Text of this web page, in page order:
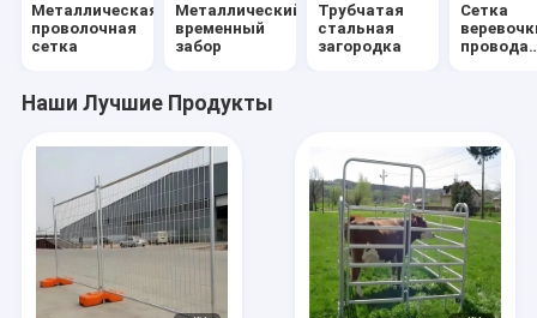
Металлическая
проволочная
сетка
Металлический
временный
забор
Трубчатая
стальная
загородка
Сетка
провода
Наши Лучшие Продукты